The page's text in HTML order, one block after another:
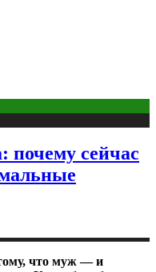
почему сейчас
что муж — и